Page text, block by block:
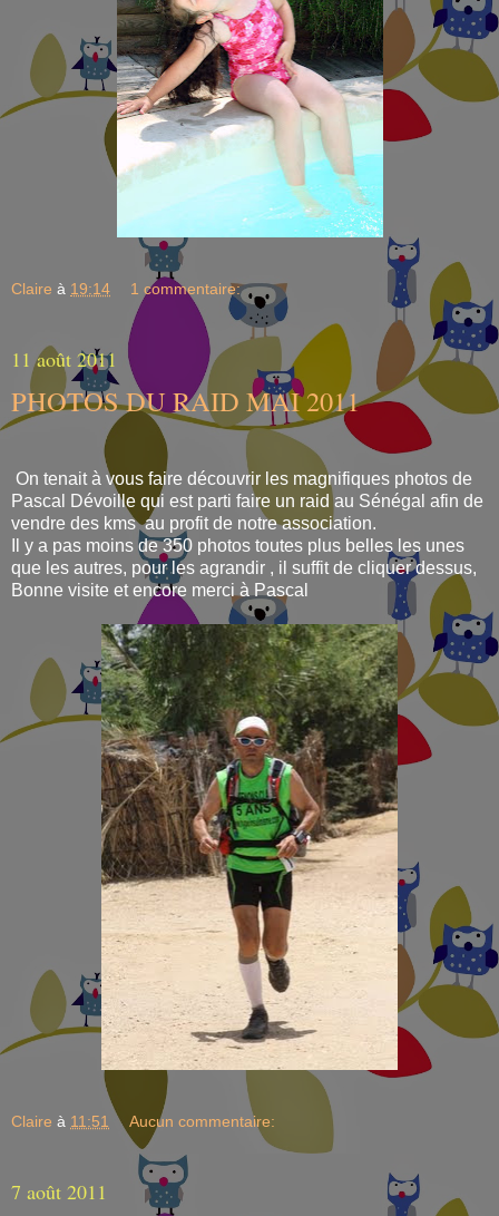
Claire à 19:14 1 commentaire:
11 août 2011
PHOTOS DU RAID MAI 2011
On tenait à vous faire découvrir les magnifiques photos de
Pascal Dévoille qui est parti faire un raid au Sénégal afin de
vendre des kms au profit de notre association.
Il y a pas moins de 350 photos toutes plus belles les unes
que les autres, pour les agrandir , il suffit de cliquer dessus,
Bonne visite et encore merci à Pascal
Claire à 11:51 Aucun commentaire:
7 août 2011